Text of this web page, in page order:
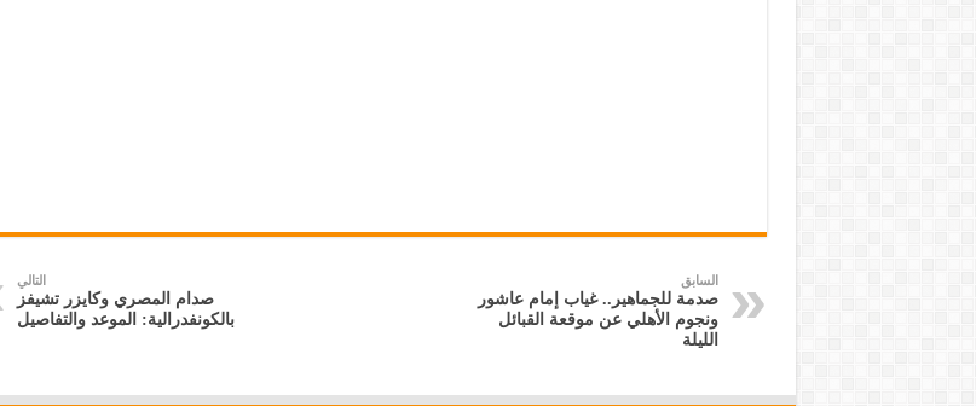
السابق
صدمة للجماهير.. غياب إمام عاشور
ونجوم الأهلي عن موقعة القبائل
الليلة
التالي
صدام المصري وكايزر تشيفز
بالكونفدرالية: الموعد والتفاصيل